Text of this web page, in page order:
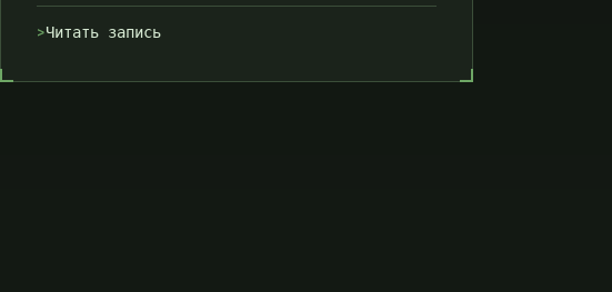
Читать запись